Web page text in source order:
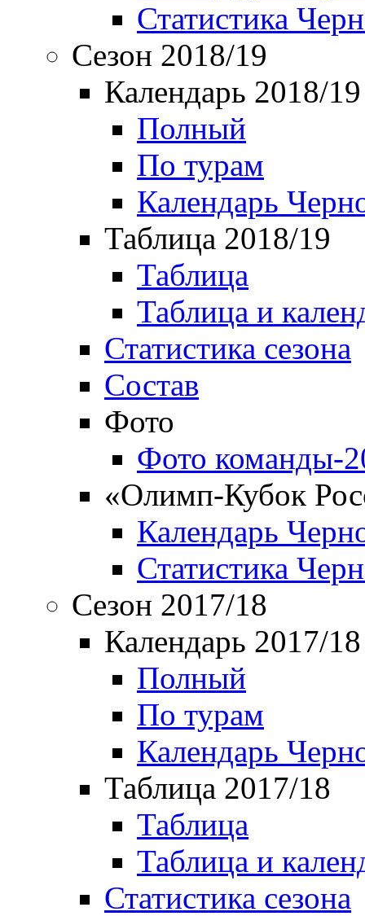
Статистика
Сезон 2018/19
Календарь 2018/19
Полный
По турам
Календарь
Таблица 2018/19
Таблица
Таблица и
Статистика сезона
Состав
Фото
Фото команды-
«Олимп-Кубок
Календарь
Статистика
Сезон 2017/18
Календарь 2017/18
Полный
По турам
Календарь
Таблица 2017/18
Таблица
Таблица и
Статистика сезона